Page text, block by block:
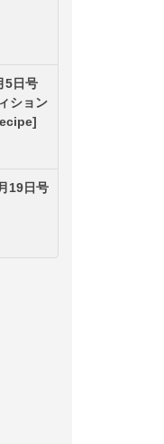
5日号
ション
19日号